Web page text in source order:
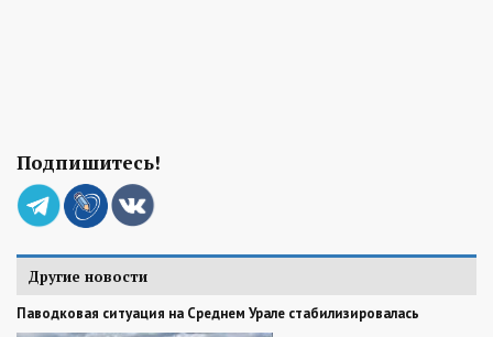
Подпишитесь!
Другие новости
Паводковая ситуация на Среднем Урале стабилизировалась